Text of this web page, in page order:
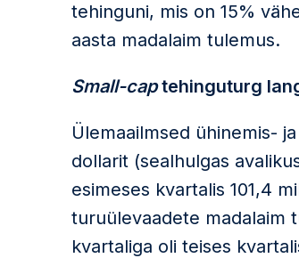
tehinguni, mis on 15%
aasta madalaim tulemus.
Small-captehinguturg
Ülemaailmsed ühinemis-
dollarit (sealhulgas
esimeses kvartalis 101,4
turuülevaadete madalaim
kvartaliga oli teises